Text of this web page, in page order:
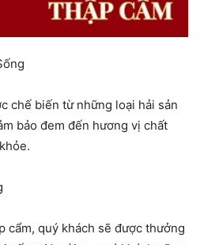
chế biến từ những loại hải sản
bảo đem đến hương vị chất
cẩm, quý khách sẽ được thưởng